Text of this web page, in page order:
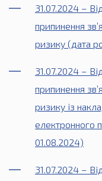
31.07.2024 –
припинення
ризику (дата
31.07.2024 –
припинення
ризику із
електронного
01.08.2024)
31.07.2024 –